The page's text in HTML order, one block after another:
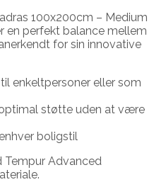
100x200cm – Medium
en perfekt balance mellem
for sin innovative
enkeltpersoner eller som
støtte uden at være
boligstil
Tempur Advanced